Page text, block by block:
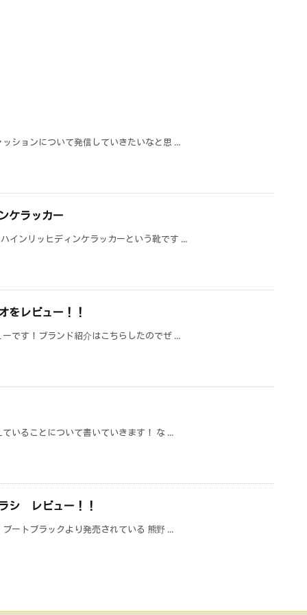
ションについて発信していきたいなと思 ...
ケラッカー
インリッヒディンケラッカーという靴です ...
レビュー！！
です！ブランド紹介はこちらしたのでぜ ...
いることについて書いていきます！ な ...
シ レビュー！！
ートブラックより発売されている 熊野 ...